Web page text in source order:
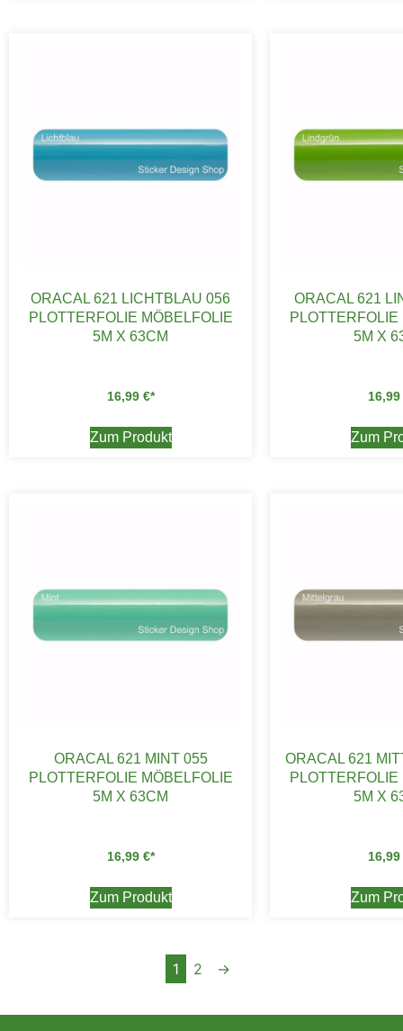
ORACAL 621 LICHTBLAU 056
PLOTTERFOLIE MÖBELFOLIE
5M X 63CM
16,99 €
Zum Produkt
ORACAL 621
PLOTTERFOLIE
5M X
16,99
Zum
ORACAL 621 MINT 055
PLOTTERFOLIE MÖBELFOLIE
5M X 63CM
16,99 €
Zum Produkt
ORACAL 621
PLOTTERFOLIE
5M X
16,99
Zum
1 2 →